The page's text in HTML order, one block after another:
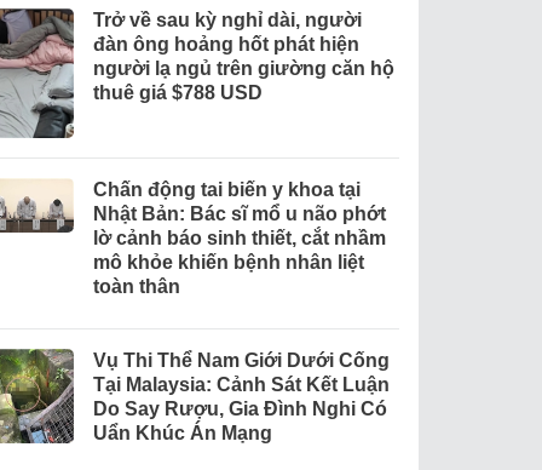
Trở về sau kỳ nghỉ dài, người
đàn ông hoảng hốt phát hiện
người lạ ngủ trên giường căn hộ
thuê giá $788 USD
Chấn động tai biến y khoa tại
Nhật Bản: Bác sĩ mổ u não phớt
lờ cảnh báo sinh thiết, cắt nhầm
mô khỏe khiến bệnh nhân liệt
toàn thân
Vụ Thi Thể Nam Giới Dưới Cống
Tại Malaysia: Cảnh Sát Kết Luận
Do Say Rượu, Gia Đình Nghi Có
Uẩn Khúc Án Mạng